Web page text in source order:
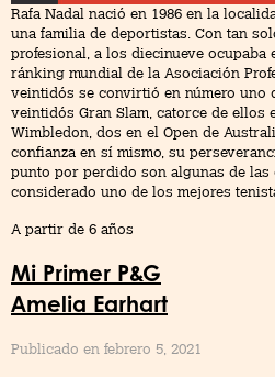
Rafa Nadal nació en 1986 en la
una familia de deportistas. Con tan
profesional, a los diecinueve ocupaba
ránking mundial de la Asociación
veintidós se convirtió en número uno
veintidós Gran Slam, catorce de ellos
Wimbledon, dos en el Open de
confianza en sí mismo, su
punto por perdido son algunas de las
considerado uno de los mejores
A partir de 6 años
Mi Primer P&G
Amelia Earhart
Publicado en febrero 5, 2021